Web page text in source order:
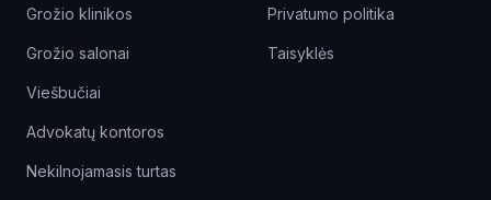
Grožio klinikos
Grožio salonai
Viešbučiai
Advokatų kontoros
Nekilnojamasis turtas
Privatumo politika
Taisyklės